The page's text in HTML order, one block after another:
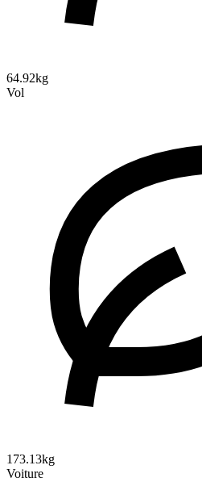
64.92kg
Vol
173.13kg
Voiture